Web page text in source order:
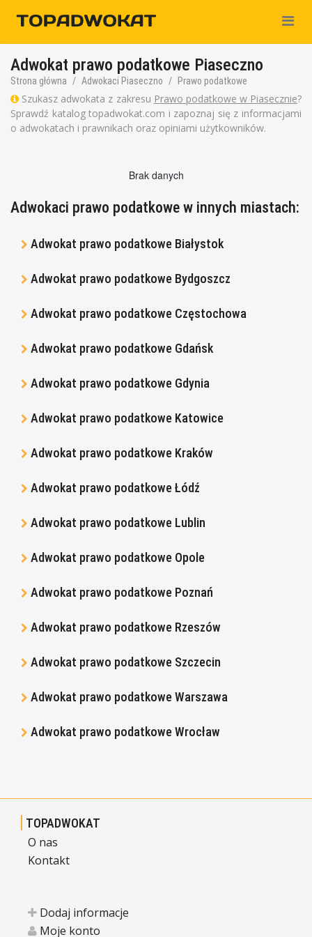
Adwokat prawo podatkowe Piaseczno
Strona główna Adwokaci Piaseczno Prawo podatkowe
Szukasz adwokata z zakresu Prawo podatkowe w Piasecznie?
Sprawdź katalog topadwokat.com i zapoznaj się z informacjami
o adwokatach i prawnikach oraz opiniami użytkowników.
Brak danych
Adwokaci prawo podatkowe w innych miastach:
Adwokat prawo podatkowe Białystok
Adwokat prawo podatkowe Bydgoszcz
Adwokat prawo podatkowe Częstochowa
Adwokat prawo podatkowe Gdańsk
Adwokat prawo podatkowe Gdynia
Adwokat prawo podatkowe Katowice
Adwokat prawo podatkowe Kraków
Adwokat prawo podatkowe Łódź
Adwokat prawo podatkowe Lublin
Adwokat prawo podatkowe Opole
Adwokat prawo podatkowe Poznań
Adwokat prawo podatkowe Rzeszów
Adwokat prawo podatkowe Szczecin
Adwokat prawo podatkowe Warszawa
Adwokat prawo podatkowe Wrocław
TOPADWOKAT
O nas
Kontakt
Dodaj informacje
Moje konto